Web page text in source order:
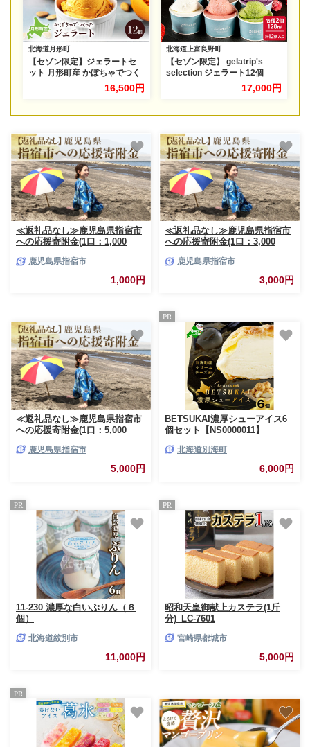
北海道月形町
【セゾン限定】ジェラートセ
ット 月形町産 かぼちゃでつく
ったジェラート 12個 かぼちゃ
アイス 冷凍 小分け 手軽 時短
16,500円
北海道上富良野町
【セゾン限定】 gelatrip's
selection ジェラート12個
BOX 北海道 上富良野町 アイス
アイスクリーム ジェラート デ
ルク 生乳 牛乳 お菓子 スイー
17,000円
≪返礼品なし≫鹿児島県指宿市
への応援寄附金(1口：1,000
鹿児島県指宿市
1,000円
≪返礼品なし≫鹿児島県指宿市
への応援寄附金(1口：3,000
鹿児島県指宿市
3,000円
≪返礼品なし≫鹿児島県指宿市
への応援寄附金(1口：5,000
鹿児島県指宿市
5,000円
PR
BETSUKAI濃厚シューアイス6
個セット【NS0000011】
北海道別海町
6,000円
PR
11-230 濃厚な白いぷりん（６
個）
北海道紋別市
11,000円
PR
昭和天皇御献上カステラ(1斤
分)_LC-7601
宮崎県都城市
5,000円
PR